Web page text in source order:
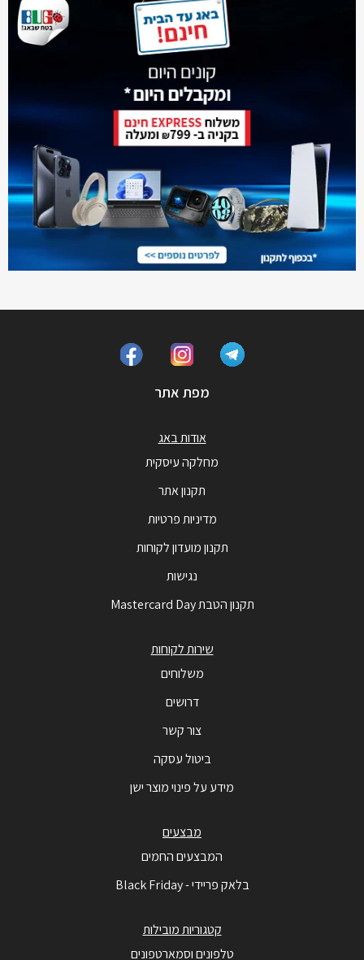
מפת אתר
אודות באג
מחלקה עיסקית
תקנון אתר
מדיניות פרטיות
תקנון מועדון לקוחות
נגישות
תקנון הטבת Mastercard Day
שירות לקוחות
משלוחים
דרושים
צור קשר
ביטול עסקה
מידע על פינוי מוצר ישן
מבצעים
המבצעים החמים
בלאק פריידי - Black Friday
קטגוריות מובילות
טלפונים וסמארטפונים